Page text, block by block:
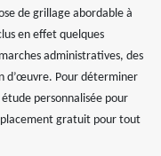
de grillage abordable à
en effet quelques
administratives, des
d’œuvre. Pour déterminer
personnalisée pour
gratuit pour tout